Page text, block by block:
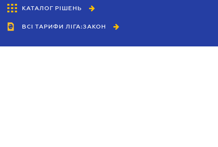
КАТАЛОГ РІШЕНЬ
ВСІ ТАРИФИ ЛІГА:ЗАКОН